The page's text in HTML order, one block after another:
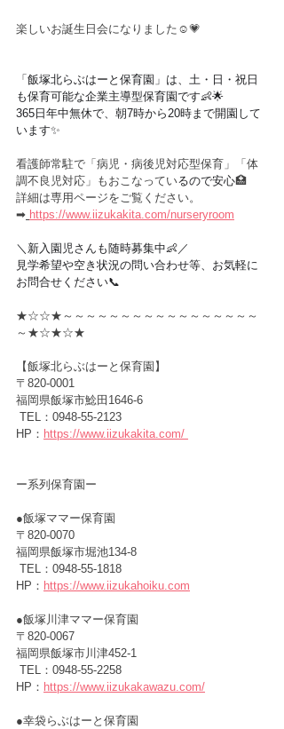
楽しいお誕生日会になりました☺️💗
「飯塚北らぶはーと保育園」は、土・日・祝日
も保育可能な企業主導型保育園です👶🌟
365日年中無休で、朝7時から20時まで開園して
います✨
看護師常駐で「病児・病後児対応型保育」「体
調不良児対応」もおこなっているので安心🏥
詳細は専用ページをご覧ください。
➡︎ https://www.iizukakita.com/nurseryroom
＼新入園児さんも随時募集中👶／
見学希望や空き状況の問い合わせ等、お気軽に
お問合せください📞
★☆☆★～～～～～～～～～～～～～～～～～
～★☆★☆★
【飯塚北らぶはーと保育園】
〒820-0001
福岡県飯塚市鯰田1646-6
TEL：0948-55-2123
HP： https://www.iizukakita.com/
ー系列保育園ー
●飯塚ママー保育園
〒820-0070
福岡県飯塚市堀池134-8
TEL：0948-55-1818
HP： https://www.iizukahoiku.com
●飯塚川津ママー保育園
〒820-0067
福岡県飯塚市川津452-1
TEL：0948-55-2258
HP： https://www.iizukakawazu.com/
●幸袋らぶはーと保育園